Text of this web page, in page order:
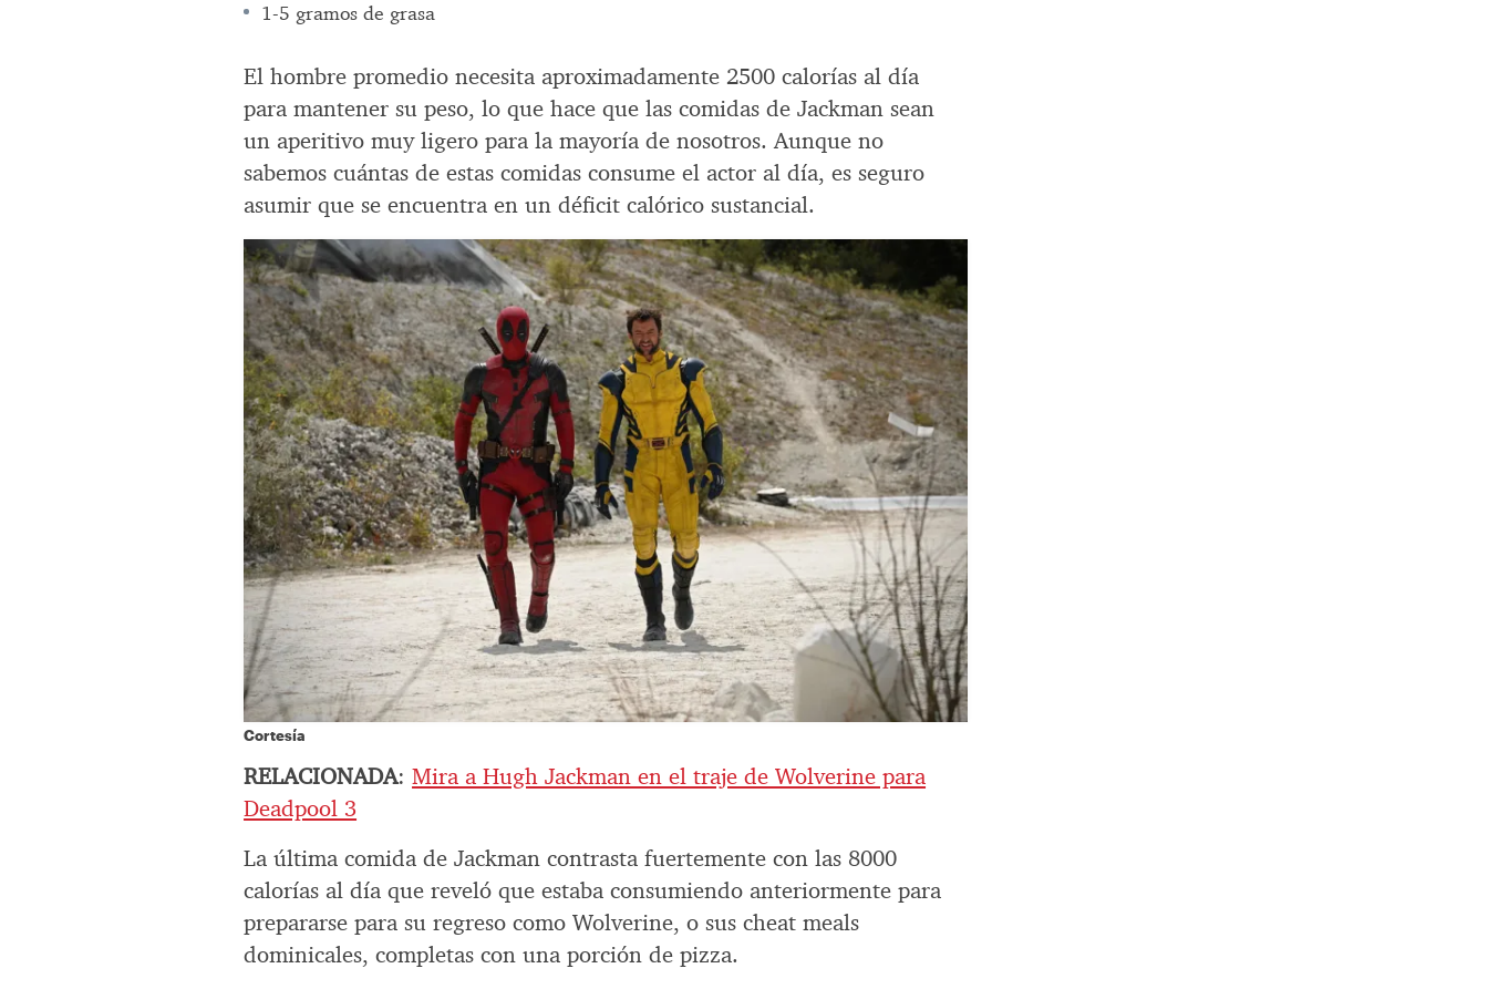
1-5 gramos de grasa
El hombre promedio necesita aproximadamente 2500 calorías al día
para mantener su peso, lo que hace que las comidas de Jackman sean
un aperitivo muy ligero para la mayoría de nosotros. Aunque no
sabemos cuántas de estas comidas consume el actor al día, es seguro
asumir que se encuentra en un déficit calórico sustancial.
Cortesía
RELACIONADA:Mira a Hugh Jackman en el traje de Wolverine para
Deadpool 3
La última comida de Jackman contrasta fuertemente con las 8000
calorías al día que reveló que estaba consumiendo anteriormente para
prepararse para su regreso como Wolverine, o sus cheat meals
dominicales, completas con una porción de pizza.